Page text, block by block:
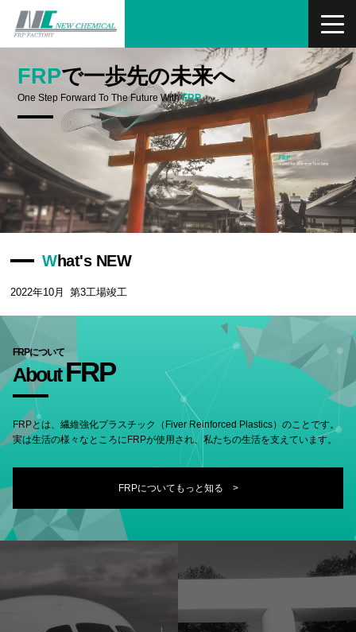
FRPで一歩先の未来へ
One Step Forward To The Future WithFRP
What's NEW
2022年10月 第3工場竣工
FRPについて
AboutFRP
FRPとは、繊維強化プラスチック（Fiver Reinforced Plastics）のことです。
実は生活の様々なところにFRPが使用され、私たちの生活を支えています。
FRPについてもっと知る >